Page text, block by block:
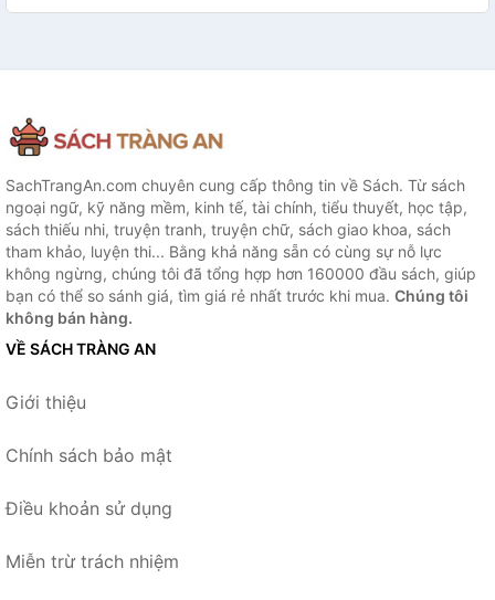
SachTrangAn.com chuyên cung cấp thông tin về Sách. Từ sách
ngoại ngữ, kỹ năng mềm, kinh tế, tài chính, tiểu thuyết, học tập,
sách thiếu nhi, truyện tranh, truyện chữ, sách giao khoa, sách
tham khảo, luyện thi... Bằng khả năng sẵn có cùng sự nỗ lực
không ngừng, chúng tôi đã tổng hợp hơn 160000 đầu sách, giúp
bạn có thể so sánh giá, tìm giá rẻ nhất trước khi mua. Chúng tôi
không bán hàng.
VỀ SÁCH TRÀNG AN
Giới thiệu
Chính sách bảo mật
Điều khoản sử dụng
Miễn trừ trách nhiệm